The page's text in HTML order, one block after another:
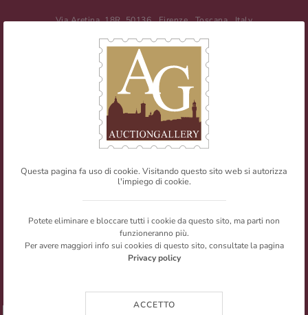
Via Aretina, 18R 50136 Firenze,Toscana,Italy
E-mail:info@auctiongallery.it
Partita IVA:
Filatelia Numismatica
I testi e le immagini presenti nel sito sono riproducibili citandone la
fonte.
Questa pagina fa uso di cookie. Visitando questo sito web si autorizza
l'impiego di cookie.
Potete eliminare e bloccare tutti i cookie da questo sito, ma parti non
funzioneranno più.
Per avere maggiori info sui cookies di questo sito, consultate la pagina
Privacy policy
ACCETTO